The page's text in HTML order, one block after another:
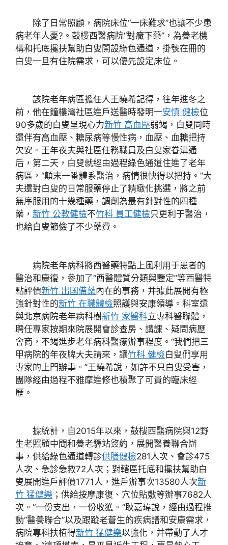
除了日常照顧，病院床位“一床難求”也讓不少患
病老年人憂?。鼓樓西醫病院“對癥下藥”，為養老機
構和托底攙扶幫助白叟開設綠色通道，掛號在冊的
白叟一旦有住院需求，可以優先設定床位。
該院老年病區擔任人王曉希記得，往年進冬之
前，他在鐘樓灣社區進戶送醫時發明一安慎 健檢位
90多歲的白叟呈現心力新竹 高血壓弱竭，白叟同時
還伴有高血壓、糖尿病等慢性病，血壓、血糖把持
欠安。王年夜夫與社區任務職員及白叟家眷溝通
后，第二天，白叟就經由過程綠色通道住進了老年
病區，“顛末一番體系醫治，病情很快得以把持。”大
夫還對白叟的日常服藥停止了精緻化挑選，將之前
無序服用的十幾種藥，調劑為最有針對性的四種
藥， 新竹 公教健檢不竹科 員工健檢只更利于醫治，
也給白叟節儉了不少藥費。
病院老年病科將西醫藥特點上風利用于患者的
醫治和康復，參加了“西醫體質分類與鑒定”等西醫特
點評價新竹 出國備藥內在的事務，并據此展開有極
強針對性的新竹 在職體檢照護與安康領導。科室還
與北京病院老年病科樹新竹 家醫科立專科醫聯體，
聘任專家按期來院展開會診查房、講課、疑問病歷
會商，不竭進步老年病科醫療辦事程度。“我們把三
甲病院的年夜牌大夫請來，讓竹科 健檢白叟們享用
專家的上門辦事。”王曉希說，如許不只白叟受害，
團隊經由過程不雅摩進修也積聚了可貴的臨床經
歷。
據統計，自2015年以來，鼓樓西醫病院與12野
生老照顧中間和養老驛站簽約，展開醫養聯合辦
事，供給綠色通道轉診供膳健檢281人次、會診475
人次、急診急救72人次；對轄區托底和攙扶幫助白
叟展開進戶評價1771人，進戶辦事次13580人次新
竹 猛健樂 ；供給按摩康復、穴位貼敷等辦事7682人
次。“一份支出，一份收獲。”耿嘉瑋說，經由過程推
動“醫養聯合”以及跟蹤老蒼生的疾病譜和安康需求，
病院專科扶植得新竹 猛健樂以強化，并帶動了人才